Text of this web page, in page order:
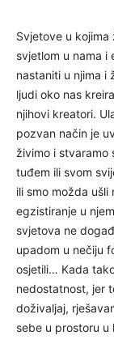
Svjetove u kojima
svjetlom u nama i
nastaniti u njima i
ljudi oko nas
njihovi kreatori.
pozvan način je
živimo i stvaramo
tuđem ili svom
ili smo možda ušli
egzistiranje u
svjetova ne
upadom u nečiju
osjetili… Kada
nedostatnost, jer
doživaljaj,
sebe u prostoru u